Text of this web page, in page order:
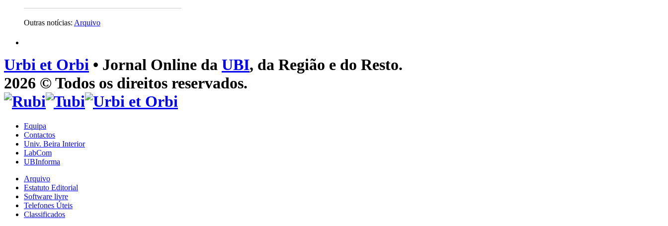
Outras notícias: Arquivo
Urbi et Orbi • Jornal Online da UBI, da Região e do Resto.
2026 © Todos os direitos reservados.
Equipa
Contactos
Univ. Beira Interior
LabCom
UBInforma
Arquivo
Estatuto Editorial
Software livre
Telefones Úteis
Classificados